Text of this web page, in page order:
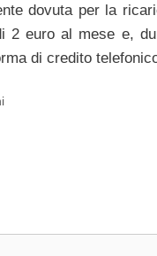
dovuta per la
2 euro al mese e,
di credito